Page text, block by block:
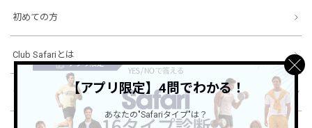
初めての方
Club Safariとは
ショッピングガイド【アプリ限定】4問でわかる！
あなたの"Safariタイプ"は？